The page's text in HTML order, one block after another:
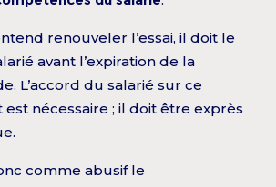
renouveler l’essai, il doit le
avant l’expiration de la
L’accord du salarié sur ce
nécessaire ; il doit être exprès
comme abusif le